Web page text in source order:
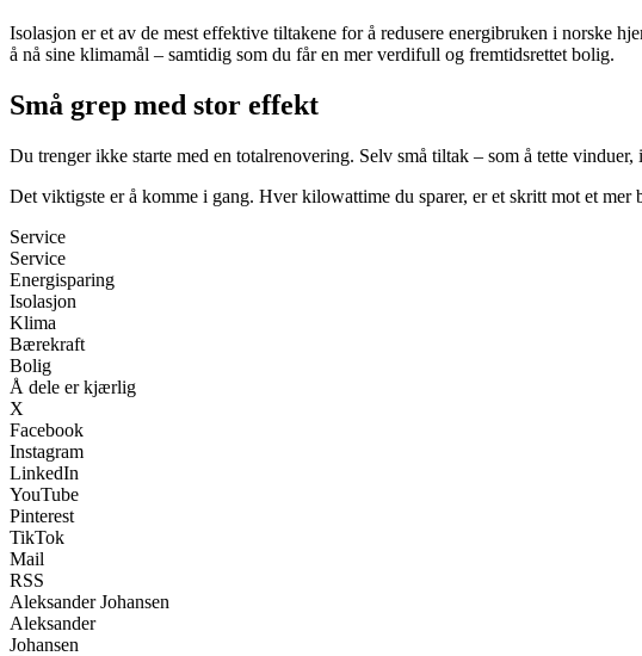
Isolasjon er et av de mest effektive tiltakene for å redusere energibruken i norske
å nå sine klimamål – samtidig som du får en mer verdifull og fremtidsrettet bolig.
Små grep med stor effekt
Du trenger ikke starte med en totalrenovering. Selv små tiltak – som å tette
Det viktigste er å komme i gang. Hver kilowattime du sparer, er et skritt mot et
Service
Service
Energisparing
Isolasjon
Klima
Bærekraft
Bolig
Å dele er kjærlig
X
Facebook
Instagram
LinkedIn
YouTube
Pinterest
TikTok
Mail
RSS
Aleksander Johansen
Aleksander
Johansen